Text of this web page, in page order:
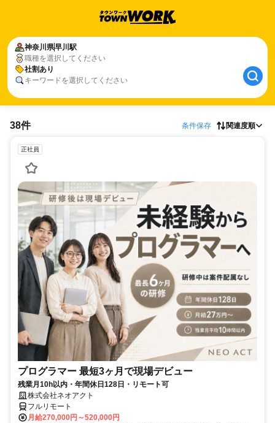
神奈川県早川駅
職種を選択してください
社割あり
キーワードを選択してください
38件 条件保存 関連度順
正社員
プログラマー 最短3ヶ月で現場デビュー
残業月10h以内・年間休日128日・リモート可
株式会社ネオアクト
フルリモート
月給270,000円～520,000円